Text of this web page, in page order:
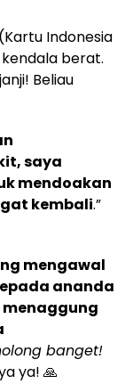
Indonesia
berat.
Beliau
saya
mendoakan
kembali.”
mengawal
ananda
menaggung
banget!
ya! 🙏